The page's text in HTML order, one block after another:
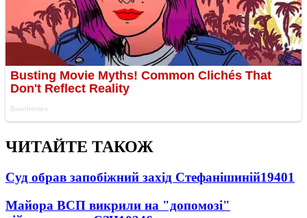
ЧИТАЙТЕ ТАКОЖ
Суд обрав запобіжний захід Стефанішиній19401
Майора ВСП викрили на "допомозі"